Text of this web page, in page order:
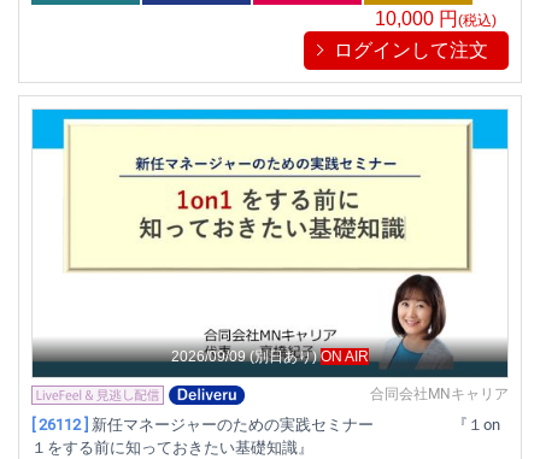
10,000 円(税込)
ログインして注文
2026/09/09 (別日あり) ON AIR
合同会社MNキャリア
[ 26112 ] 新任マネージャーのための実践セミナー 『１on
１をする前に知っておきたい基礎知識』